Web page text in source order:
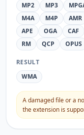
MP2
MP3
M4A
M4P AMR
APE
OGA CAF
RM
QCP OPUS
RESULT
WMA
A damaged file or a
the extension is